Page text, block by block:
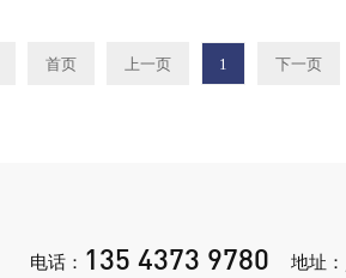
首页 上一页 1 下一页
电话： 135 4373 9780 地址：